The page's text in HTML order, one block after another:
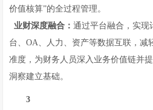
价值核算”的全过程管理。
业财深度融合：通过平台融合，实现
台、OA、人力、资产等数据互联，减
准度，为财务人员深入业务价值链并
洞察建立基础。
3